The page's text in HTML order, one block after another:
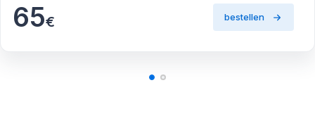
65€ bestellen